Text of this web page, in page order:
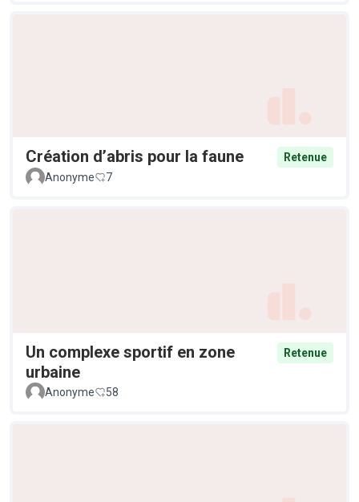
Création d’abris pour la faune
Retenue
Anonyme
7
Un complexe sportif en zone
urbaine
Retenue
Anonyme 58